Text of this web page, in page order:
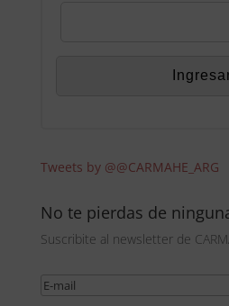
Tweets by @@CARMAHE_ARG
No te pierdas de
Suscribite al newsletter de